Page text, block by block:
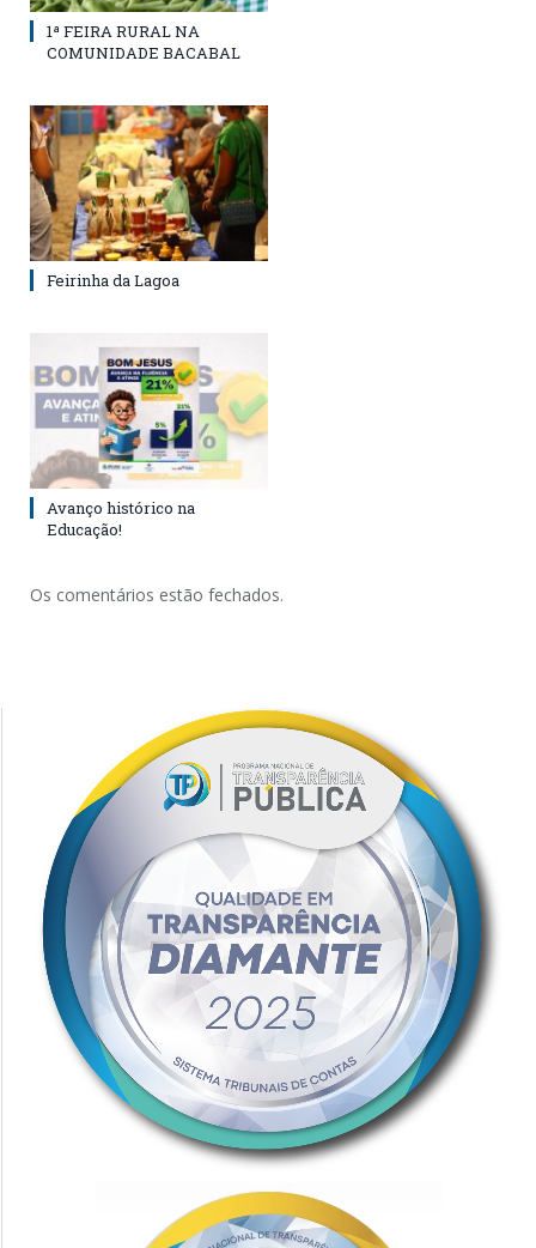
1ª FEIRA RURAL NA
COMUNIDADE BACABAL
Feirinha da Lagoa
Avanço histórico na
Educação!
Os comentários estão fechados.